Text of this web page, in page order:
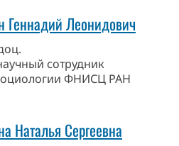
Геннадий Леонидович
сотрудник
ФНИСЦ РАН
Наталья Сергеевна